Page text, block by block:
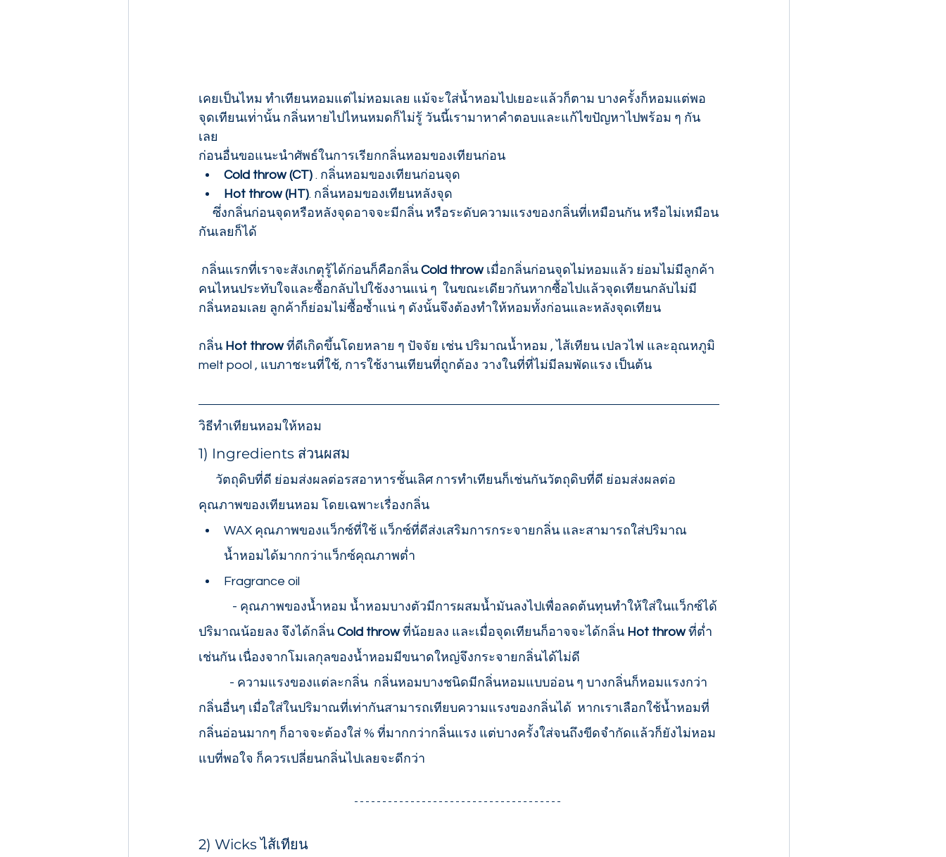
เคยเป็นไหม ทำเทียนหอมแต่ไม่หอมเลย แม้จะใส่น้ำหอมไปเยอะแล้วก็ตาม บางครั้งก็หอมแต่พอ
จุดเทียนเท่่านั้น กลิ่นหายไปไหนหมดก็ไม่รู้ วันนี้เรามาหาคำตอบและแก้ไขปัญหาไปพร้อม ๆ กัน
เลย
ก่อนอื่นขอแนะนำศัพธ์ในการเรียกกลิ่นหอมของเทียนก่อน
Cold throw (CT) . กลิ่นหอมของเทียนก่อนจุด
Hot throw (HT). กลิ่นหอมของเทียนหลังจุด
กันเลยก็ได้
กลิ่นแรกที่เราจะสังเกตุรู้ได้ก่อนก็คือกลิ่น Cold throw เมื่อกลิ่นก่อนจุดไม่หอมแล้ว ย่อมไม่มีลูกค้า
คนไหนประทับใจและซื้อกลับไปใช้งงานแน่ ๆ  ในขณะเดียวกันหากซื้อไปแล้วจุดเทียนกลับไม่มี
กลิ่นหอมเลย ลูกค้าก็ย่อมไม่ซื้อซ้ำแน่ ๆ ดังนั้นจึงต้องทำให้หอมทั้งก่อนและหลังจุดเทียน
กลิ่น Hot throw ที่ดีเกิดขึ้นโดยหลาย ๆ ปัจจัย เช่น ปริมาณน้ำหอม , ไส้เทียน เปลวไฟ และอุณหภูมิ
melt pool , แบภาชะนที่ใช้, การใช้งานเทียนที่ถูกต้อง วางในที่ที่ไม่มีลมพัดแรง เป็นต้น
วิธีทำเทียนหอมให้หอม
1) Ingredients ส่วนผสม
คุณภาพของเทียนหอม โดยเฉพาะเรื่องกลิ่น
WAX คุณภาพของแว็กซ์ที่ใช้ แว็กซ์ที่ดีส่งเสริมการกระจายกลิ่น และสามารถใส่ปริมาณ
น้ำหอมได้มากกว่าแว็กซ์คุณภาพต่ำ
Fragrance oil
ปริมาณน้อยลง จึงได้กลิ่น Cold throw ที่น้อยลง และเมื่อจุดเทียนก็อาจจะได้กลิ่น Hot throw ที่ต่ำ
เช่นกัน เนื่องจากโมเลกุลของน้ำหอมมีขนาดใหญ่จึงกระจายกลิ่นได้ไม่ดี
กลิ่นอื่นๆ เมื่อใส่ในปริมาณที่เท่ากันสามารถเทียบความแรงของกลิ่นได้  หากเราเลือกใช้น้ำหอมที่
กลิ่นอ่อนมากๆ ก็อาจจะต้องใส่ % ที่มากกว่ากลิ่นแรง แต่บางครั้งใส่จนถึงขีดจำกัดแล้วก็ยังไม่หอม
แบที่พอใจ ก็ควรเปลี่ยนกลิ่นไปเลยจะดีกว่า
2) Wicks ไส้เทียน